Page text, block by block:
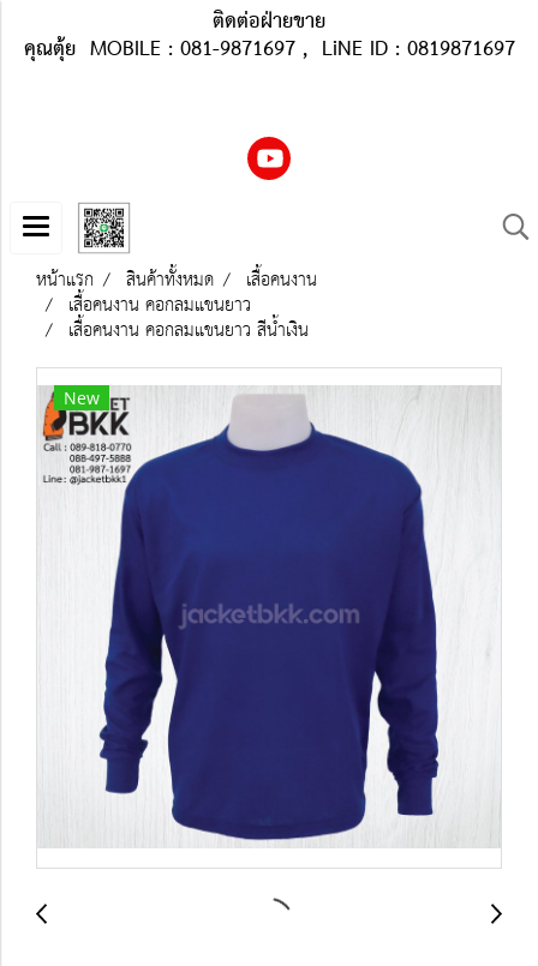
ติดต่อฝ่ายขาย
คุณตุ้ย MOBILE : 081-9871697 , LiNE ID : 0819871697
หน้าแรก สินค้าทั้งหมด เสื้อคนงาน
เสื้อคนงาน คอกลมแขนยาว
เสื้อคนงาน คอกลมแขนยาว สีน้ำเงิน
New